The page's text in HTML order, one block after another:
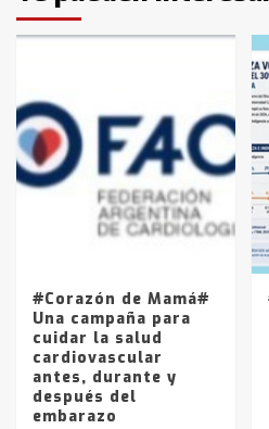
3
en la mañana
4
Accidente en
joven de
Los precios de
La Pampa,
entre 857 a
#Corazón de Mamá#
Una campaña para
cuidar la salud
cardiovascular
antes, durante y
después del
embarazo